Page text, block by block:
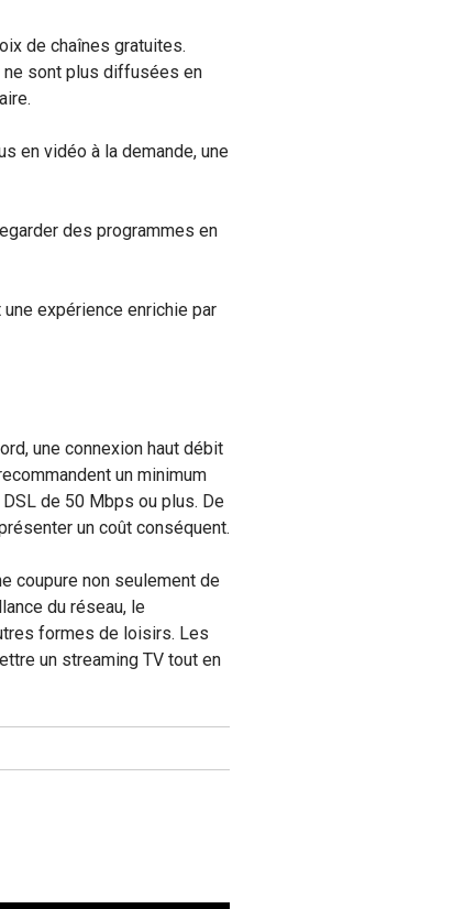
de chaînes gratuites.
ne sont plus diffusées en
en vidéo à la demande, une
des programmes en
expérience enrichie par
une connexion haut débit
un minimum
de 50 Mbps ou plus. De
un coût conséquent.
coupure non seulement de
du réseau, le
formes de loisirs. Les
un streaming TV tout en